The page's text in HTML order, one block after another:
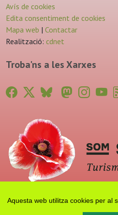
Aquesta web utilitza cookies per al
Avís de cookies
Edita consentiment de cookies
Mapa web | Contactar
Realització: cdnet
Troba'ns a les Xarxes